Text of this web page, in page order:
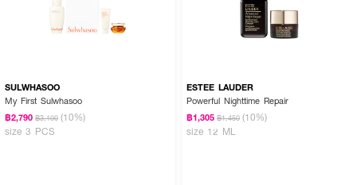
SULWHASOO
My First Sulwhasoo
฿2,790 ฿3,100 (10%)
size 3 PCS
ESTEE LAUDER
Powerful Nighttime Repair
฿1,305 ฿1,450 (10%)
size 12 ML